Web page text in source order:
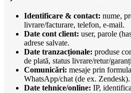
Identificare & contact: nume,
livrare/facturare, telefon, e-mail.
Date cont client: user, parole
adrese salvate.
Date tranzacționale: produse
de plată, status livrare/retur/
Comunicări: mesaje prin
WhatsApp/chat (de ex. Zendesk).
Date tehnice/online: IP,